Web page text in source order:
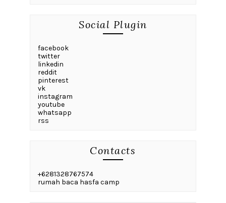
Social Plugin
facebook
twitter
linkedin
reddit
pinterest
vk
instagram
youtube
whatsapp
rss
Contacts
+6281328767574
rumah baca hasfa camp